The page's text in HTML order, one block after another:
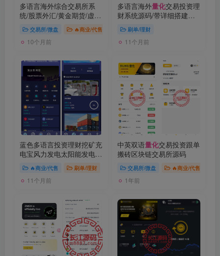
多语言海外综合交易所系
统/股票外汇/黄金期货/虚拟
币/etf/defi借贷/c2c/申购/跟
单/理财/ai量化
交易所/微盘 🔥商业/代售
10个月前
多语言海外量化交易投资理
财系统源码/带详细搭建教
刷单/理财
11个月前
蓝色多语言投资理财挖矿充
电宝风力发电太阳能发电特
斯拉挖掘机集装箱系统可自
定义项目/国际版USDT货币
量化 交易
🔥商业/代售 刷单/理财
11个月前
中英双语量化交易投资跟单
搬砖区块链交易所源码
交易所/微盘 🔥商业/代售
1年前